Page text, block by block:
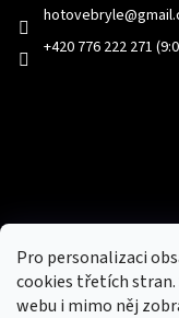
Pro personalizaci
cookies třetích stran.
webu i mimo něj
hotovebryle@
+420 776 222 271